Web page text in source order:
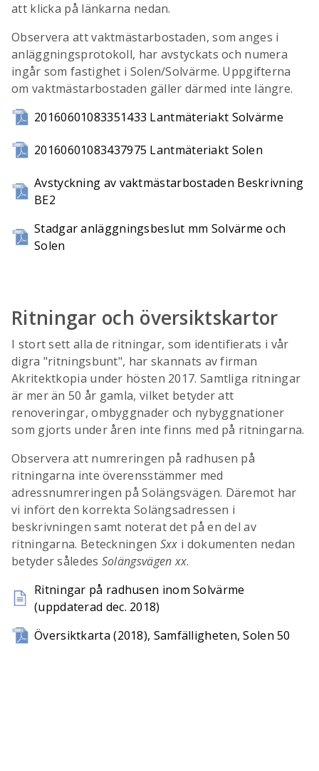
att klicka på länkarna nedan.
Observera att vaktmästarbostaden, som anges i
anläggningsprotokoll, har avstyckats och numera
ingår som fastighet i Solen/Solvärme. Uppgifterna
om vaktmästarbostaden gäller därmed inte längre.
20160601083351433 Lantmäteriakt Solvärme
20160601083437975 Lantmäteriakt Solen
Avstyckning av vaktmästarbostaden Beskrivning
BE2
Stadgar anläggningsbeslut mm Solvärme och
Solen
Ritningar och översiktskartor
I stort sett alla de ritningar, som identifierats i vår
digra "ritningsbunt", har skannats av firman
Akritektkopia under hösten 2017. Samtliga ritningar
är mer än 50 år gamla, vilket betyder att
renoveringar, ombyggnader och nybyggnationer
som gjorts under åren inte finns med på ritningarna.
Observera att numreringen på radhusen på
ritningarna inte överensstämmer med
adressnumreringen på Solängsvägen. Däremot har
vi infört den korrekta Solängsadressen i
beskrivningen samt noterat det på en del av
ritningarna. Beteckningen Sxx i dokumenten nedan
betyder således Solängsvägen xx.
Ritningar på radhusen inom Solvärme
(uppdaterad dec. 2018)
Översiktkarta (2018), Samfälligheten, Solen 50